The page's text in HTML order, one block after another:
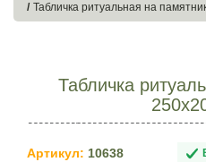
Табличка ритуальная на
Табличка
Артикул: 10638